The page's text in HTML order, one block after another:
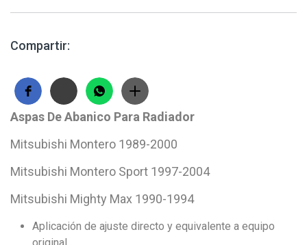
Compartir:
Aspas De Abanico Para Radiador
Mitsubishi Montero 1989-2000
Mitsubishi Montero Sport 1997-2004
Mitsubishi Mighty Max 1990-1994
Aplicación de ajuste directo y equivalente a equipo
original